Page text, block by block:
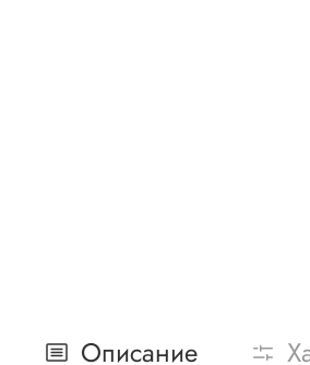
Описание